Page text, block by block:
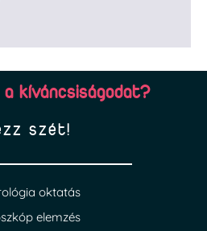
kíváncsiságodat?
szét!
oktatás
elemzés